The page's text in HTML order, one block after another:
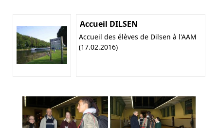
Accueil DILSEN
Accueil des élèves de Dilsen à l'AAM
(17.02.2016)